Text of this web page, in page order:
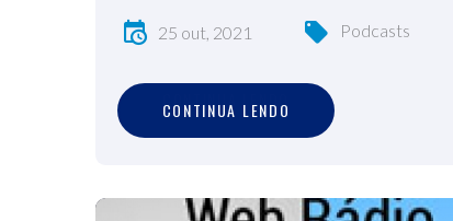
25 out, 2021 Podcasts
CONTINUA LENDO